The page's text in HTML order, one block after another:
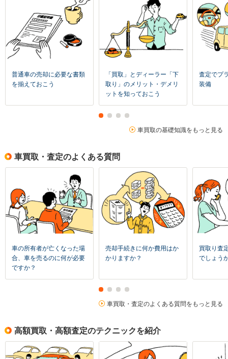
普通車の売却に必要な書類
を揃えておこう
「買取」とディーラー「下
取り」のメリット・デメリ
ットを知っておこう
査定でプ
装備
車買取の基礎知識をもっと見る
車買取・査定のよくある質問
車の所有者が亡くなった場
合、車を売るのに何が必要
ですか？
売却手続きに何か費用はか
かりますか？
買取り査
でしょう
車買取・査定のよくある質問をもっと見る
高額買取・高額査定のテクニックを紹介